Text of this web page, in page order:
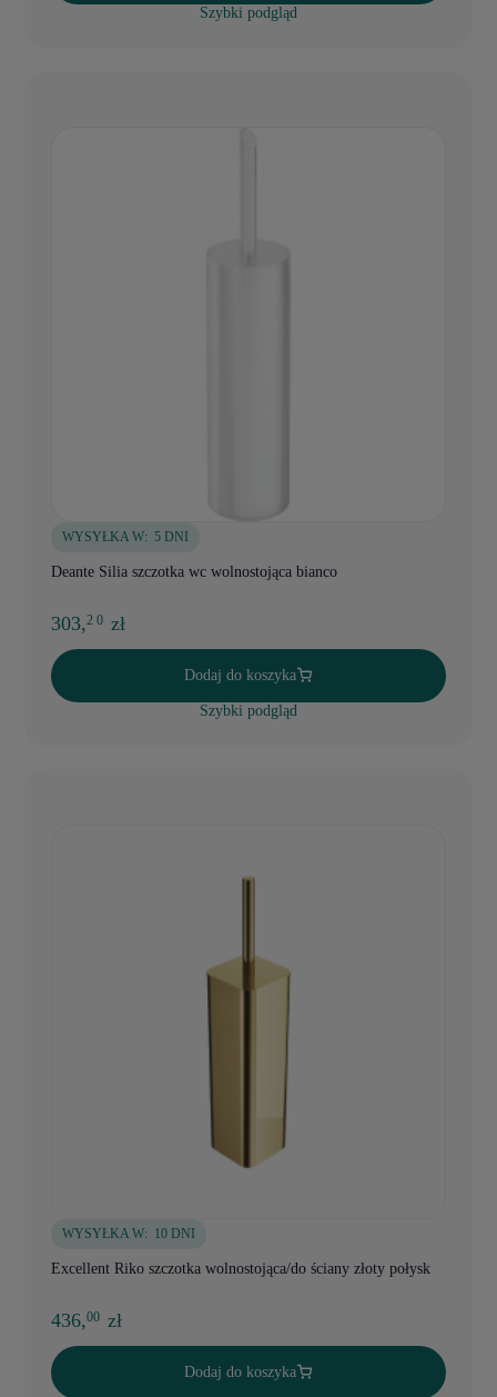
Szybki podgląd
WYSYŁKA W: 5 DNI
Deante Silia szczotka wc wolnostojąca bianco
303,2 0 zł
Dodaj do koszyka
Szybki podgląd
WYSYŁKA W: 10 DNI
Excellent Riko szczotka wolnostojąca/do ściany złoty połysk
436,00 zł
Dodaj do koszyka